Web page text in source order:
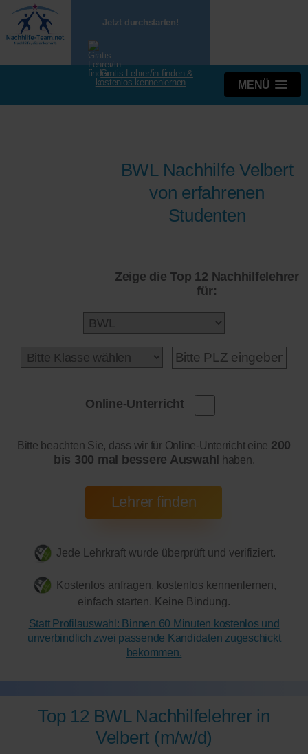
Jetzt durchstarten!
Gratis Lehrer/in finden &
kostenlos kennenlernen
MENÜ
BWL Nachhilfe Velbert
von erfahrenen
Studenten
Zeige die Top 12 Nachhilfelehrer
für:
Online-Unterricht
Bitte beachten Sie, dass wir für Online-Unterricht eine 200
bis 300 mal bessere Auswahl haben.
Jede Lehrkraft wurde überprüft und verifiziert.
Kostenlos anfragen, kostenlos kennenlernen,
einfach starten. Keine Bindung.
Statt Profilauswahl: Binnen 60 Minuten kostenlos und
unverbindlich zwei passende Kandidaten zugeschickt
bekommen.
Top 12 BWL Nachhilfelehrer in
Velbert (m/w/d)